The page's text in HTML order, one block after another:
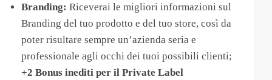
Branding: Riceverai le migliori informazioni sul
Branding del tuo prodotto e del tuo store, così da
poter risultare sempre un’azienda seria e
professionale agli occhi dei tuoi possibili clienti;
+2 Bonus inediti per il Private Label